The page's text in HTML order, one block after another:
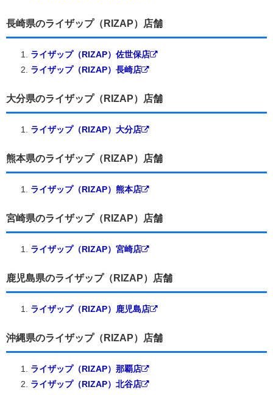
長崎県のライザップ（RIZAP）店舗
ライザップ（RIZAP）佐世保店
ライザップ（RIZAP）長崎店
大分県のライザップ（RIZAP）店舗
ライザップ（RIZAP）大分店
熊本県のライザップ（RIZAP）店舗
ライザップ（RIZAP）熊本店
宮崎県のライザップ（RIZAP）店舗
ライザップ（RIZAP）宮崎店
鹿児島県のライザップ（RIZAP）店舗
ライザップ（RIZAP）鹿児島店
沖縄県のライザップ（RIZAP）店舗
ライザップ（RIZAP）那覇店
ライザップ（RIZAP）北谷店